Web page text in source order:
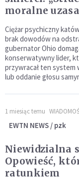
moralne
Ciężar psychiczny
brak dowodów na
gubernator Ohio
konserwatywny lider,
przywracał ten system
lub oddanie głosu
1 miesiąc temu
EWTN NEWS / pzk
Niewidzialna
Opowieść,
ratunkiem